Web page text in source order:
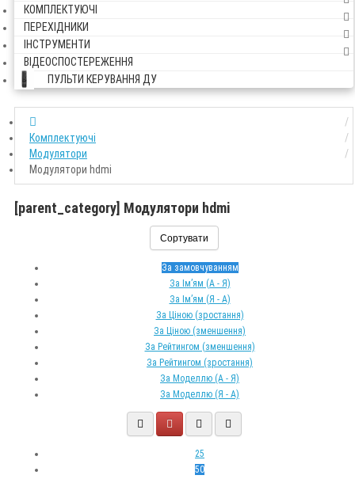
КОМПЛЕКТУЮЧІ
ПЕРЕХІДНИКИ
ІНСТРУМЕНТИ
ВІДЕОСПОСТЕРЕЖЕННЯ
ПУЛЬТИ КЕРУВАННЯ ДУ
Комплектуючі
Модулятори
Модулятори hdmi
[parent_category] Модулятори hdmi
Сортувати
За замовчуванням
За Ім’ям (A - Я)
За Ім’ям (Я - A)
За Ціною (зростання)
За Ціною (зменшення)
За Рейтингом (зменшення)
За Рейтингом (зростання)
За Моделлю (A - Я)
За Моделлю (Я - A)
25
50